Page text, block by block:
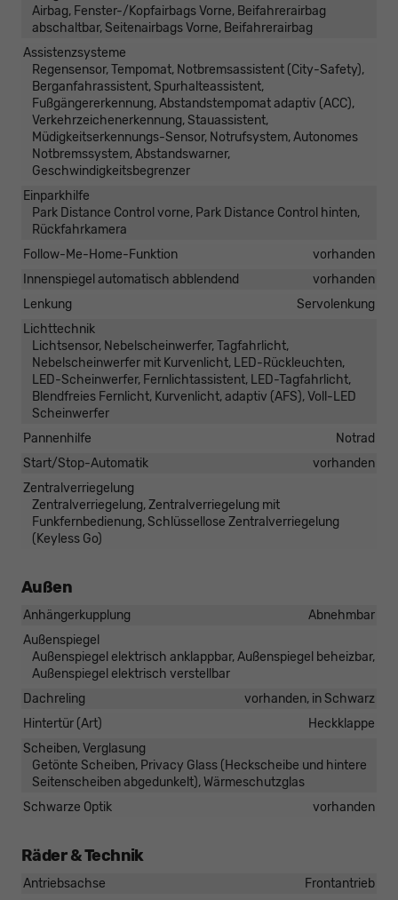
Airbag, Fenster-/Kopfairbags Vorne, Beifahrerairbag
abschaltbar, Seitenairbags Vorne, Beifahrerairbag
Assistenzsysteme
Regensensor, Tempomat, Notbremsassistent (City-Safety),
Berganfahrassistent, Spurhalteassistent,
Fußgängererkennung, Abstandstempomat adaptiv (ACC),
Verkehrzeichenerkennung, Stauassistent,
Müdigkeitserkennungs-Sensor, Notrufsystem, Autonomes
Notbremssystem, Abstandswarner,
Geschwindigkeitsbegrenzer
Einparkhilfe
Park Distance Control vorne, Park Distance Control hinten,
Rückfahrkamera
Follow-Me-Home-Funktion
vorhanden
Innenspiegel automatisch abblendend
vorhanden
Lenkung
Servolenkung
Lichttechnik
Lichtsensor, Nebelscheinwerfer, Tagfahrlicht,
Nebelscheinwerfer mit Kurvenlicht, LED-Rückleuchten,
LED-Scheinwerfer, Fernlichtassistent, LED-Tagfahrlicht,
Blendfreies Fernlicht, Kurvenlicht, adaptiv (AFS), Voll-LED
Scheinwerfer
Pannenhilfe
Notrad
Start/Stop-Automatik
vorhanden
Zentralverriegelung
Zentralverriegelung, Zentralverriegelung mit
Funkfernbedienung, Schlüssellose Zentralverriegelung
(Keyless Go)
Außen
Anhängerkupplung
Abnehmbar
Außenspiegel
Außenspiegel elektrisch anklappbar, Außenspiegel beheizbar,
Außenspiegel elektrisch verstellbar
Dachreling
vorhanden, in Schwarz
Hintertür (Art)
Heckklappe
Scheiben, Verglasung
Getönte Scheiben, Privacy Glass (Heckscheibe und hintere
Seitenscheiben abgedunkelt), Wärmeschutzglas
Schwarze Optik
vorhanden
Räder & Technik
Antriebsachse
Frontantrieb